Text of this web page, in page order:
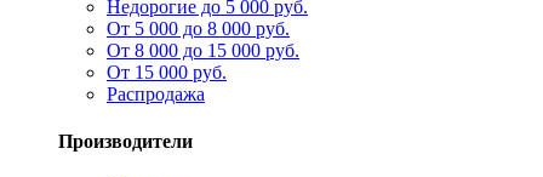
Недорогие до 5 000 руб.
От 5 000 до 8 000 руб.
От 8 000 до 15 000 руб.
От 15 000 руб.
Распродажа
Производители